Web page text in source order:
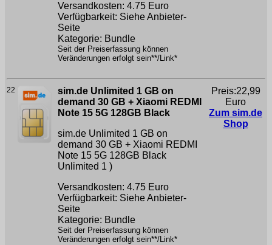
Versandkosten: 4.75 Euro
Verfügbarkeit: Siehe Anbieter-
Seite
Kategorie: Bundle
Seit der Preiserfassung können
Veränderungen erfolgt sein**/Link*
22
sim.de Unlimited 1 GB on
demand 30 GB + Xiaomi REDMI
Note 15 5G 128GB Black
sim.de Unlimited 1 GB on
demand 30 GB + Xiaomi REDMI
Note 15 5G 128GB Black
Unlimited 1 )
Versandkosten: 4.75 Euro
Verfügbarkeit: Siehe Anbieter-
Seite
Kategorie: Bundle
Seit der Preiserfassung können
Veränderungen erfolgt sein**/Link*
Preis:22,99
Euro
Zum sim.de
Shop